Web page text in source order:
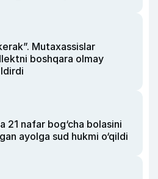
Mutaxassislar
boshqara olmay
21 nafar bog‘cha bolasini
ayolga sud hukmi o‘qildi